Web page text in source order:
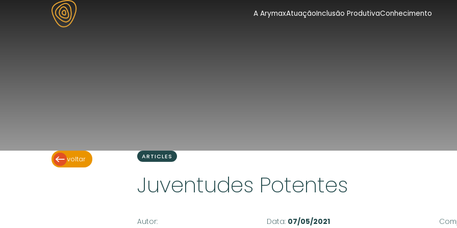
A ArymaxAtuaçãoInclusão ProdutivaConhecimento
voltar ARTICLES
Juventudes Potentes
Autor: Data: 07/05/2021